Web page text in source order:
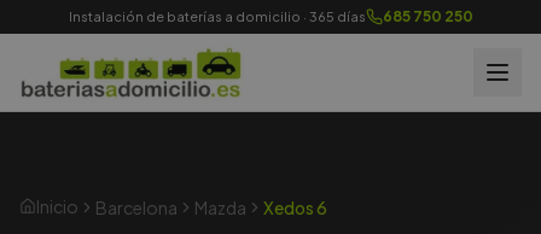
Instalación de baterías a domicilio · 365 días 685 750 250
Inicio Barcelona Mazda Xedos 6